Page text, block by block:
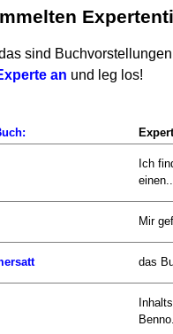
sind
an und leg los!
Ich
Mir
das